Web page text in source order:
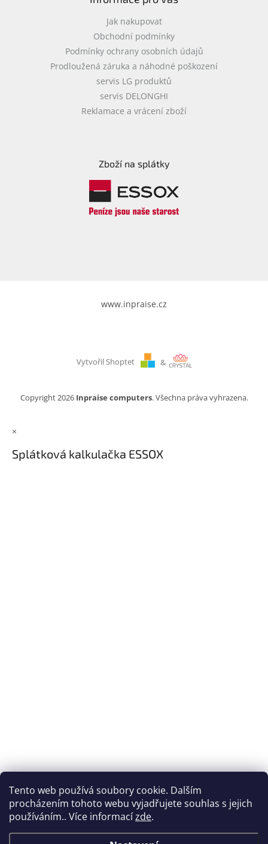
Tento web používá soubory cookie. Dalším
procházením tohoto webu vyjadřujete souhlas s jejich
používáním.. Více informacízde.
s
u
Jak nakupovat
Obchodní podmínky
Podmínky ochrany osobních údajů
Prodloužená záruka a náhodné poškození
servis LG produktů
servis DELONGHI
Reklamace a vrácení zboží
Zboží na splátky
www.inpraise.cz
Vytvořil Shoptet &
Copyright 2026 Inpraise computers. Všechna práva vyhrazena.
×
Splátková kalkulačka ESSOX